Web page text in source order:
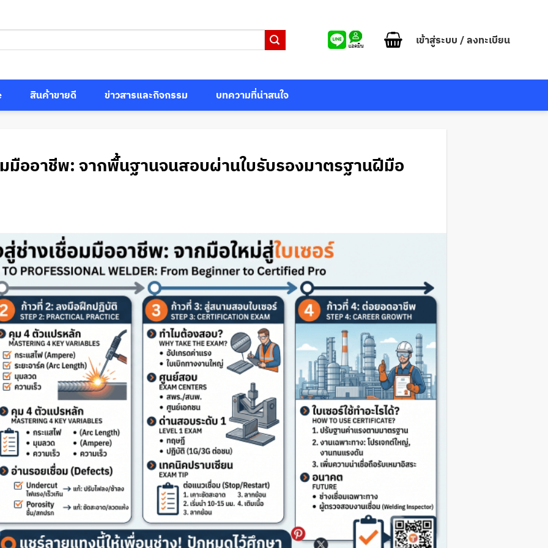
เข้าสู่ระบบ / ลงทะเบียน
สินค้าขายดี ข่าวสารและกิจกรรม บทความที่น่าสนใจ
มมืออาชีพ: จากพื้นฐานจนสอบผ่านใบรับรองมาตรฐานฝีมือ